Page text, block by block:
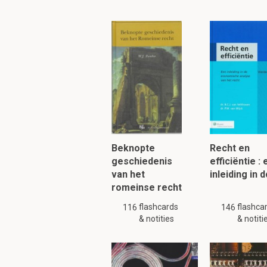
meeteenheid,
Wat zijn de twee
Cirkel- en
Wat is een Pareto-
Beknopte
geschiedenis
van het
romeinse recht
116 flashcards
& notities
Recht en
efficiëntie :
inleiding in
146
&